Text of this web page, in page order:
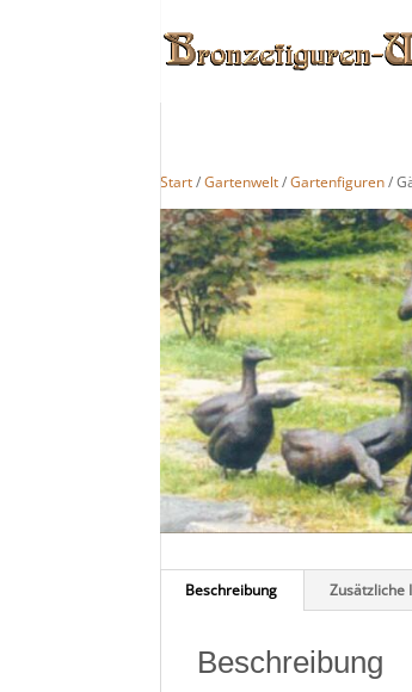
Start/Gartenwelt/Gartenfiguren/
Beschreibung Zusätzliche
Beschreibung